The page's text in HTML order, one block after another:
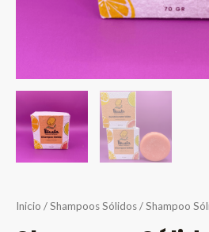
Inicio /Shampoos Sólidos/ Shampoo